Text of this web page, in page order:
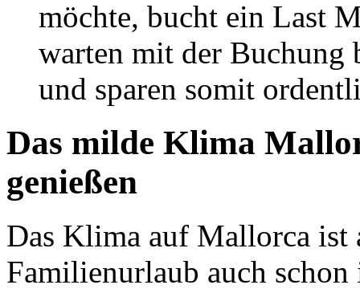
möchte, bucht ein Last
warten mit der Buchung
und sparen somit
Das milde Klima
genießen
Das Klima auf Mallorca ist
Familienurlaub auch